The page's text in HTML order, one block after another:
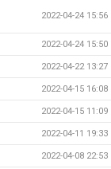
2022-04-24 15:56
2022-04-24 15:50
2022-04-22 13:27
2022-04-15 16:08
2022-04-15 11:09
2022-04-11 19:33
2022-04-08 22:53